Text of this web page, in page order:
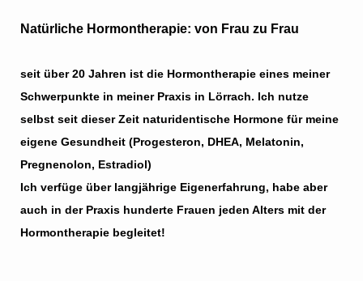
Natürliche Hormontherapie: von Frau zu Frau
seit über 20 Jahren ist die Hormontherapie eines meiner
Schwerpunkte in meiner Praxis in Lörrach. Ich nutze
selbst seit dieser Zeit naturidentische Hormone für meine
eigene Gesundheit (Progesteron, DHEA, Melatonin,
Pregnenolon, Estradiol)
Ich verfüge über langjährige Eigenerfahrung, habe aber
auch in der Praxis hunderte Frauen jeden Alters mit der
Hormontherapie begleitet!